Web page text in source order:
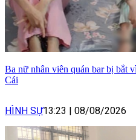
Ba nữ nhân viên quán bar bị bắt
Cái
HÌNH SỰ13:23 | 08/08/2026